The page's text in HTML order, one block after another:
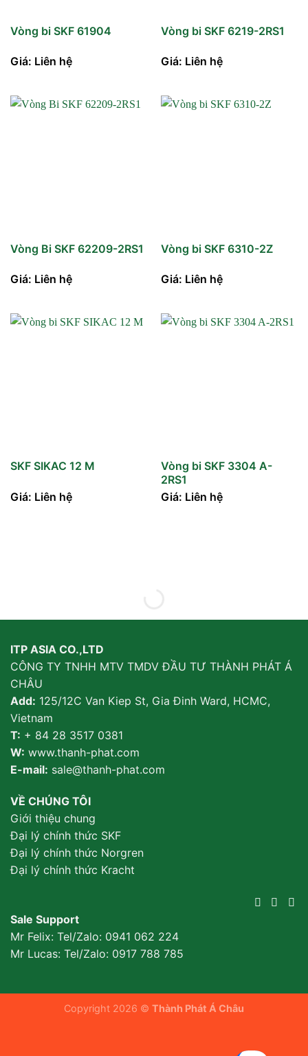
Vòng bi SKF 61904
Giá: Liên hệ
Vòng bi SKF 6219-2RS1
Giá: Liên hệ
Vòng Bi SKF 62209-2RS1
Giá: Liên hệ
Vòng bi SKF 6310-2Z
Giá: Liên hệ
SKF SIKAC 12 M
Giá: Liên hệ
Vòng bi SKF 3304 A-
2RS1
Giá: Liên hệ
ITP ASIA CO.,LTD
CÔNG TY TNHH MTV TMDV ĐẦU TƯ THÀNH PHÁT Á
CHÂU
Add: 125/12C Van Kiep St, Gia Đinh Ward, HCMC,
Vietnam
T: + 84 28 3517 0381
W: www.thanh-phat.com
E-mail: sale@thanh-phat.com
VỀ CHÚNG TÔI
Giới thiệu chung
Đại lý chính thức SKF
Đại lý chính thức Norgren
Đại lý chính thức Kracht
Sale Support
Mr Felix: Tel/Zalo: 0941 062 224
Mr Lucas: Tel/Zalo: 0917 788 785
Copyright 2026 © Thành Phát Á Châu